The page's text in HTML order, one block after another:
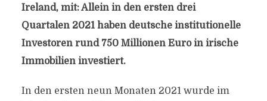
Ireland, mit: Allein in den ersten drei
Quartalen 2021 haben deutsche institutionelle
Investoren rund 750 Millionen Euro in irische
Immobilien investiert.
In den ersten neun Monaten 2021 wurde im